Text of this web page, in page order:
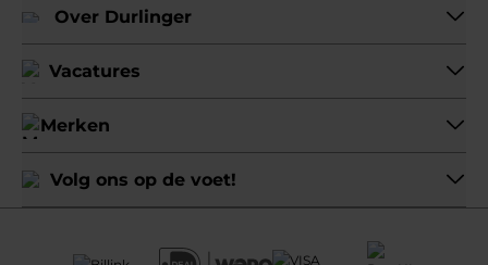
Over Durlinger
Vacatures
Merken
Volg ons op de voet!